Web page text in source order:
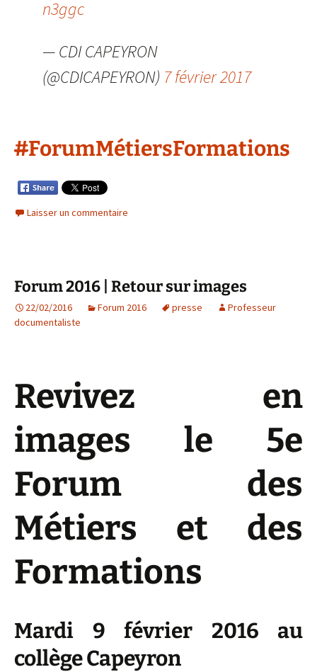
n3ggc
— CDI CAPEYRON
(@CDICAPEYRON) 7 février 2017
#ForumMétiersFormations
Laisser un commentaire
Forum 2016 | Retour sur images
22/02/2016 Forum 2016 presse
Professeur
documentaliste
Revivez en
images le 5e
Forum des
Métiers et des
Formations
Mardi 9 février 2016 au
collège Capeyron